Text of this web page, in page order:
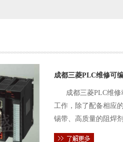
成都三菱PLC维修可
成都三菱PLC维
工作，除了配备相应
锡带、高质量的阻焊
件的电路及通信电缆